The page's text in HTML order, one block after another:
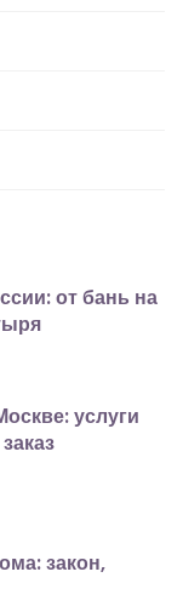
от бань на
услуги
закон,